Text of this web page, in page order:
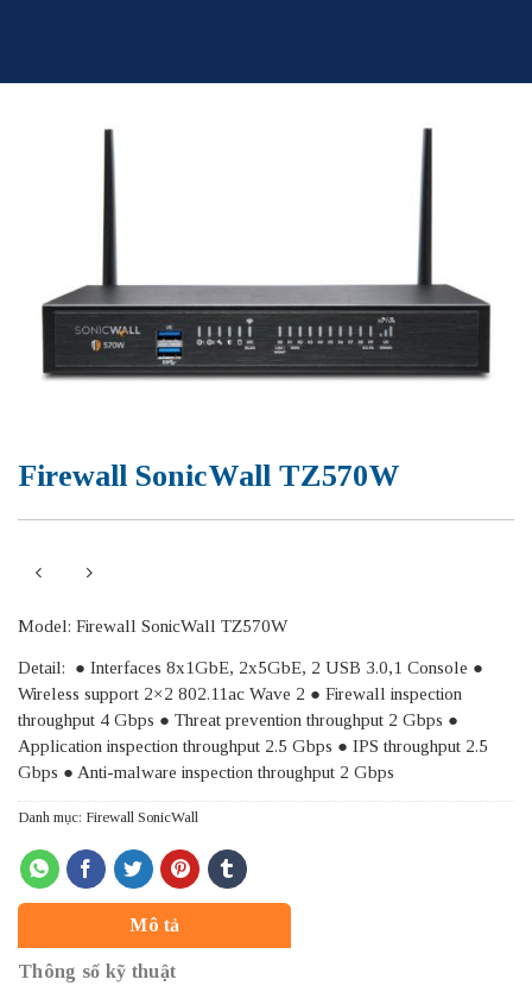
Firewall SonicWall TZ570W
Model: Firewall SonicWall TZ570W
Detail: ● Interfaces 8x1GbE, 2x5GbE, 2 USB 3.0,1 Console ●
Wireless support 2×2 802.11ac Wave 2 ● Firewall inspection
throughput 4 Gbps ● Threat prevention throughput 2 Gbps ●
Application inspection throughput 2.5 Gbps ● IPS throughput 2.5
Gbps ● Anti-malware inspection throughput 2 Gbps
Danh mục: Firewall SonicWall
Mô tả
Thông số kỹ thuật